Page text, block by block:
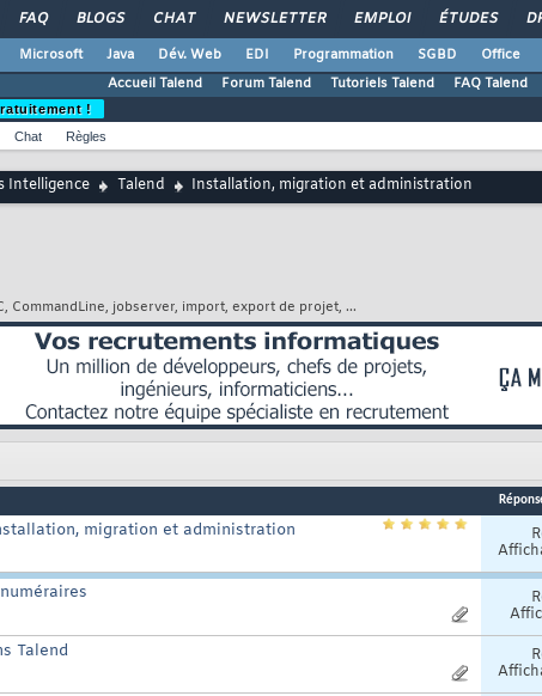
FAQ BLOGS CHAT NEWSLETTER EMPLOI ÉTUDES
Microsoft Java Dév. Web EDI Programmation SGBD Office
Accueil Talend
Forum Talend Tutoriels Talend FAQ Talend
!
Chat Règles
Intelligence Talend Installation, migration et administration
CommandLine, jobserver, import, export de projet, ...
migration et administration
Talend